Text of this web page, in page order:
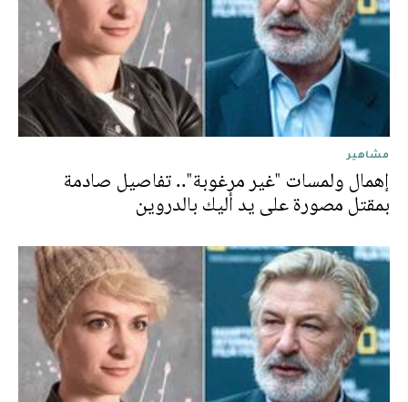
مشاهير
إهمال ولمسات "غير مرغوبة".. تفاصيل صادمة
بمقتل مصورة على يد أليك بالدروين